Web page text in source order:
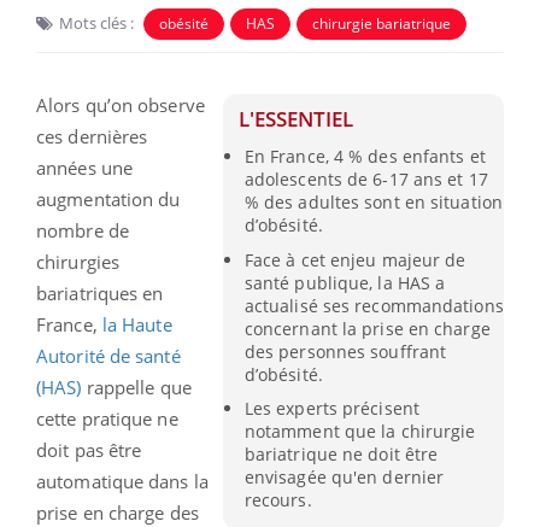
Mots clés : obésité HAS chirurgie bariatrique
L'ESSENTIEL
En France, 4 % des enfants et
adolescents de 6-17 ans et 17
% des adultes sont en situation
d’obésité.
Face à cet enjeu majeur de
santé publique, la HAS a
actualisé ses recommandations
concernant la prise en charge
des personnes souffrant
d’obésité.
Les experts précisent
notamment que la chirurgie
bariatrique ne doit être
envisagée qu'en dernier
recours.
Alors qu’on observe
ces dernières
années une
augmentation du
nombre de
chirurgies
bariatriques en
France, la Haute
Autorité de santé
(HAS) rappelle que
cette pratique ne
doit pas être
automatique dans la
prise en charge des